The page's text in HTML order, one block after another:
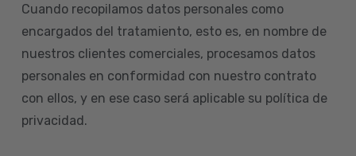
Cuando recopilamos datos personales como
encargados del tratamiento, esto es, en nombre de
nuestros clientes comerciales, procesamos datos
personales en conformidad con nuestro contrato
con ellos, y en ese caso será aplicable su política de
privacidad.